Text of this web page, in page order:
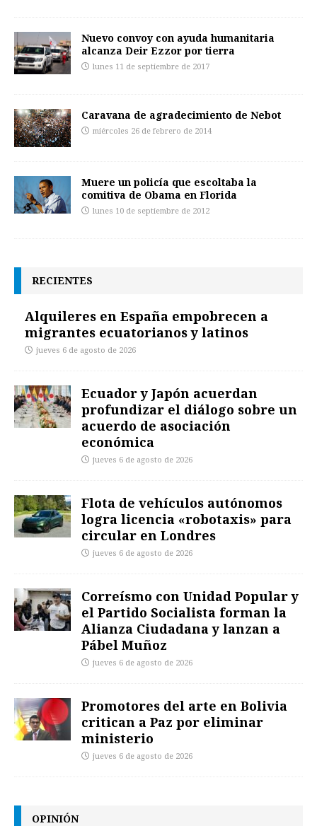
Nuevo convoy con ayuda humanitaria
alcanza Deir Ezzor por tierra
lunes 11 de septiembre de 2017
Caravana de agradecimiento de Nebot
miércoles 26 de febrero de 2014
Muere un policía que escoltaba la
comitiva de Obama en Florida
lunes 10 de septiembre de 2012
RECIENTES
Alquileres en España empobrecen a
migrantes ecuatorianos y latinos
jueves 6 de agosto de 2026
Ecuador y Japón acuerdan
profundizar el diálogo sobre un
acuerdo de asociación
económica
jueves 6 de agosto de 2026
Flota de vehículos autónomos
logra licencia «robotaxis» para
circular en Londres
jueves 6 de agosto de 2026
Correísmo con Unidad Popular y
el Partido Socialista forman la
Alianza Ciudadana y lanzan a
Pábel Muñoz
jueves 6 de agosto de 2026
Promotores del arte en Bolivia
critican a Paz por eliminar
ministerio
jueves 6 de agosto de 2026
OPINIÓN